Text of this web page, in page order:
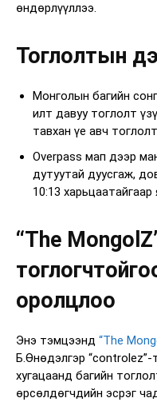
өндөрлүүллээ.
Тоглолтын
Монголын багийн
илт давуу тоглолт
тавхан үе авч
Overpass мап дээр
дутуутай дуусгаж,
10:13
“The
оролцлоо
Энэ тэмцээнд “The
Б.Өнөдэлгэр
хугацаанд багийн
өрсөлдөгчдийн эсрэг